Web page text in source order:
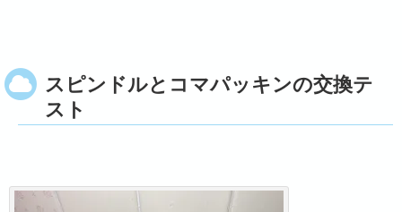
スピンドルとコマパッキンの交換テ
スト